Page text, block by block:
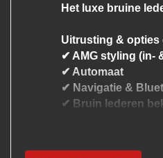
Het luxe bruine
Uitrusting & opties
✔ AMG styling (in-
✔ Automaat
✔ Navigatie &
✔ Bruin lederen
✔ Cruise Control &